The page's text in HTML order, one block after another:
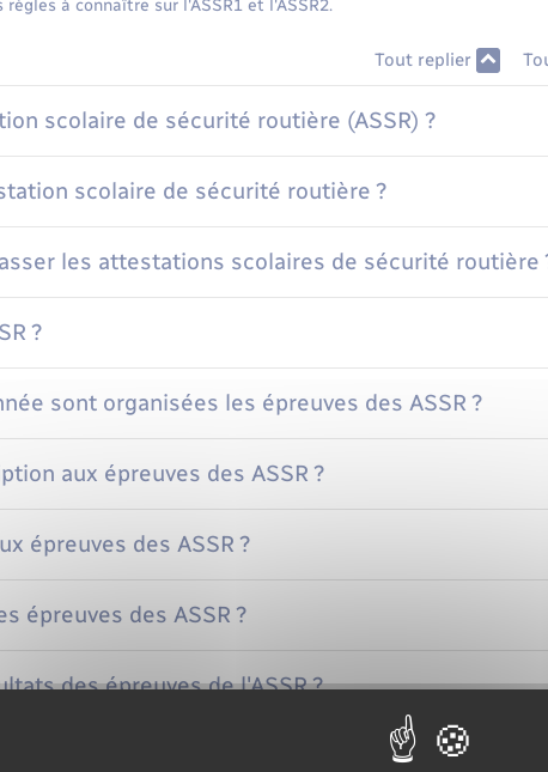
à connaître sur l'ASSR1 et l'ASSR2.
Tout replier
scolaire de sécurité routière (ASSR) ?
scolaire de sécurité routière ?
les attestations scolaires de sécurité routière
?
sont organisées les épreuves des ASSR ?
aux épreuves des ASSR ?
épreuves des ASSR ?
épreuves des ASSR ?
des épreuves de l'ASSR ?
y a-t-il une session de rattrapage ?